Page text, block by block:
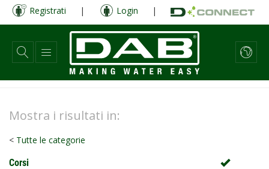
Salta
contenuto
principale
Registrati | Login |
Search
Categories
menu
Mostra i risultati in:
< Tutte le categorie
Corsi